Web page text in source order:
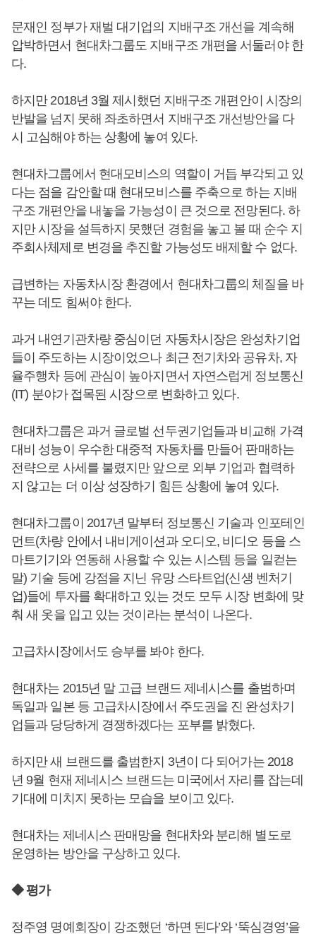
문재인 정부가 재벌 대기업의 지배구조 개선을 계속해
압박하면서 현대차그룹도 지배구조 개편을 서둘러야 한
다.
하지만 2018년 3월 제시했던 지배구조 개편안이 시장의
반발을 넘지 못해 좌초하면서 지배구조 개선방안을 다
시 고심해야 하는 상황에 놓여 있다.
현대차그룹에서 현대모비스의 역할이 거듭 부각되고 있
다는 점을 감안할 때 현대모비스를 주축으로 하는 지배
구조 개편안을 내놓을 가능성이 큰 것으로 전망된다. 하
지만 시장을 설득하지 못했던 경험을 놓고 볼 때 순수 지
주회사체제로 변경을 추진할 가능성도 배제할 수 없다.
급변하는 자동차시장 환경에서 현대차그룹의 체질을 바
꾸는 데도 힘써야 한다.
과거 내연기관차량 중심이던 자동차시장은 완성차기업
들이 주도하는 시장이었으나 최근 전기차와 공유차, 자
율주행차 등에 관심이 높아지면서 자연스럽게 정보통신
(IT) 분야가 접목된 시장으로 변화하고 있다.
현대차그룹은 과거 글로벌 선두권기업들과 비교해 가격
대비 성능이 우수한 대중적 자동차를 만들어 판매하는
전략으로 사세를 불렸지만 앞으로 외부 기업과 협력하
지 않고는 더 이상 성장하기 힘든 상황에 놓여 있다.
현대차그룹이 2017년 말부터 정보통신 기술과 인포테인
먼트(차량 안에서 내비게이션과 오디오, 비디오 등을 스
마트기기와 연동해 사용할 수 있는 시스템 등을 일컫는
말) 기술 등에 강점을 지닌 유망 스타트업(신생 벤처기
업)들에 투자를 확대하고 있는 것도 모두 시장 변화에 맞
춰 새 옷을 입고 있는 것이라는 분석이 나온다.
고급차시장에서도 승부를 봐야 한다.
현대차는 2015년 말 고급 브랜드 제네시스를 출범하며
독일과 일본 등 고급차시장에서 주도권을 진 완성차기
업들과 당당하게 경쟁하겠다는 포부를 밝혔다.
하지만 새 브랜드를 출범한지 3년이 다 되어가는 2018
년 9월 현재 제네시스 브랜드는 미국에서 자리를 잡는데
기대에 미치지 못하는 모습을 보이고 있다.
현대차는 제네시스 판매망을 현대차와 분리해 별도로
운영하는 방안을 구상하고 있다.
◆ 평가
정주영 명예회장이 강조했던 ‘하면 된다’와 ‘뚝심경영’을